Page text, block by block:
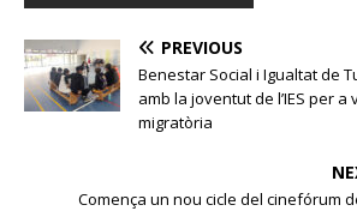
PREVIOUS
Benestar Social i Igualtat de
amb la joventut de l’IES per
migratòria
Comença un nou cicle del cinefórum